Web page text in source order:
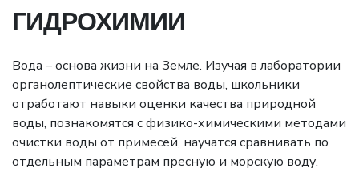
ГИДРОХИМИИ
Вода – основа жизни на Земле. Изучая в лаборатории
органолептические свойства воды, школьники
отработают навыки оценки качества природной
воды, познакомятся с физико-химическими методами
очистки воды от примесей, научатся сравнивать по
отдельным параметрам пресную и морскую воду.